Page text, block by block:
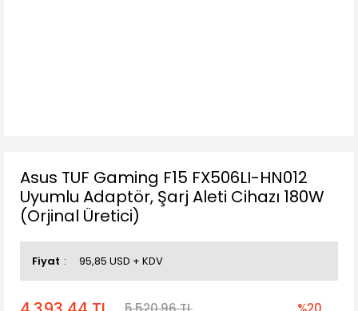
Asus TUF Gaming F15 FX506LI-HN012
Uyumlu Adaptör, Şarj Aleti Cihazı 180W
(Orjinal Üretici)
Fiyat 95,85 USD + KDV